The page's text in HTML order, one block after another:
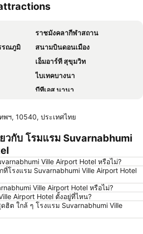
ราชมังคลากีฬาสถาน
รณภูมิ
สนามบินดอนเมือง
เอ็มอาร์ที สุขุมวิท
ไบเทคบางนา
บีทีเอส นานา
ล่องเรือแม่น้ำเจ้าพระยา และวัดอรุณ
สยามสแควร์
สถานีรถไฟหัวลำโพง
บีทีเอส หมอชิต
บีทีเอส พญาไท
พระราชวังสวนดุสิต
Lumphini-Park
พฯ, 10540, ประเทศไทย
วกับ โรมแรม Suvarnabhumi
Ville Airport Hotel หรือไม่?
ที่โรงแรม Suvarnabhumi Ville Airport Hotel
Ville Airport Hotel หรือไม่?
Airport Hotel ตั้งอยู่ที่ไหน?
ฮิต ใกล้ ๆ โรงแรม Suvarnabhumi Ville